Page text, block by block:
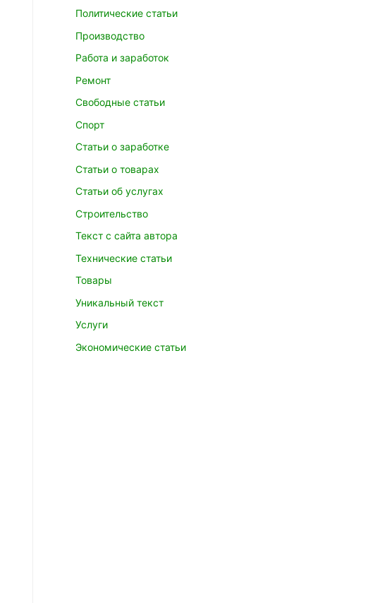
Политические статьи
Производство
Работа и заработок
Ремонт
Свободные статьи
Спорт
Статьи о заработке
Статьи о товарах
Статьи об услугах
Строительство
Текст с сайта автора
Технические статьи
Товары
Уникальный текст
Услуги
Экономические статьи